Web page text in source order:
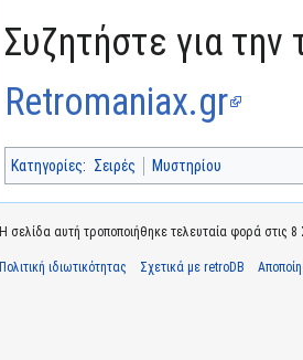
Συζητήστε για την
Retromaniax.gr
Κατηγορίες: Σειρές Μυστηρίου
Η σελίδα αυτή τροποποιήθηκε τελευταία φορά στις 8
Πολιτική ιδιωτικότητας Σχετικά με retroDB